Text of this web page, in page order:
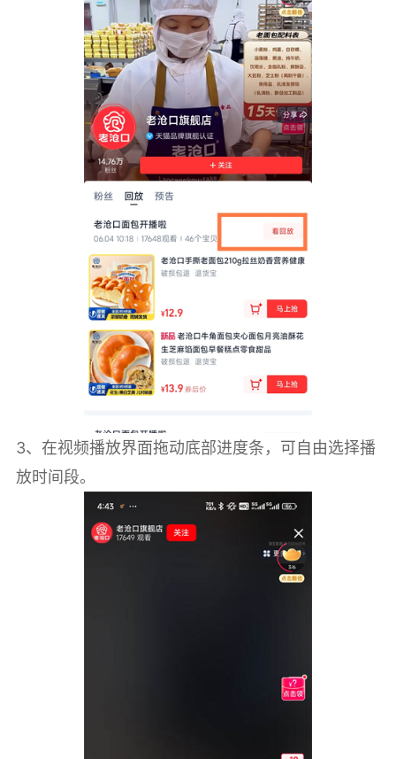
3、‌在视频播放界面拖动底部进度条，可自由选择播
放时间段。‌‌